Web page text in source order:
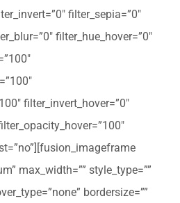
filter_sepia=”0″
filter_hue_hover=”0″
filter_invert_hover=”0″
max_width=”” style_type=””
bordersize=””